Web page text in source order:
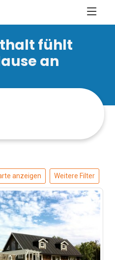
fühlt
an
anzeigen Weitere Filter